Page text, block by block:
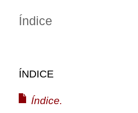
Índice
ÍNDICE
Índice.